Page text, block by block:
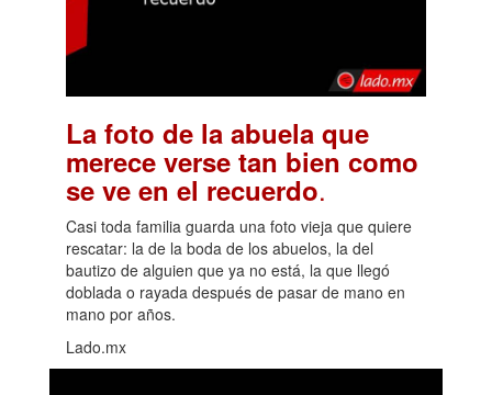
La foto de la abuela que
merece verse tan bien como
se ve en el recuerdo.
Casi toda familia guarda una foto vieja que quiere
rescatar: la de la boda de los abuelos, la del
bautizo de alguien que ya no está, la que llegó
doblada o rayada después de pasar de mano en
mano por años.
Lado.mx